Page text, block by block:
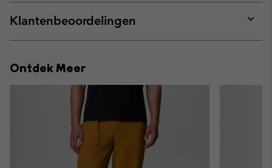
or
Klantenbeoordelingen
or
Ontdek Meer